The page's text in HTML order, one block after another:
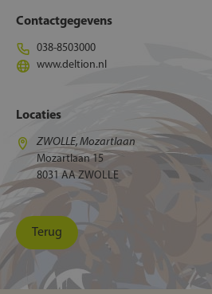
Contactgegevens
038-8503000
www.deltion.nl
Locaties
ZWOLLE, Mozartlaan
Mozartlaan 15
8031 AA ZWOLLE
Terug